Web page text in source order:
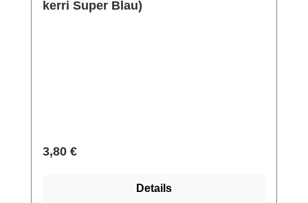
kerri Super Blau)
Regulärer Preis:
3,80 €
Details